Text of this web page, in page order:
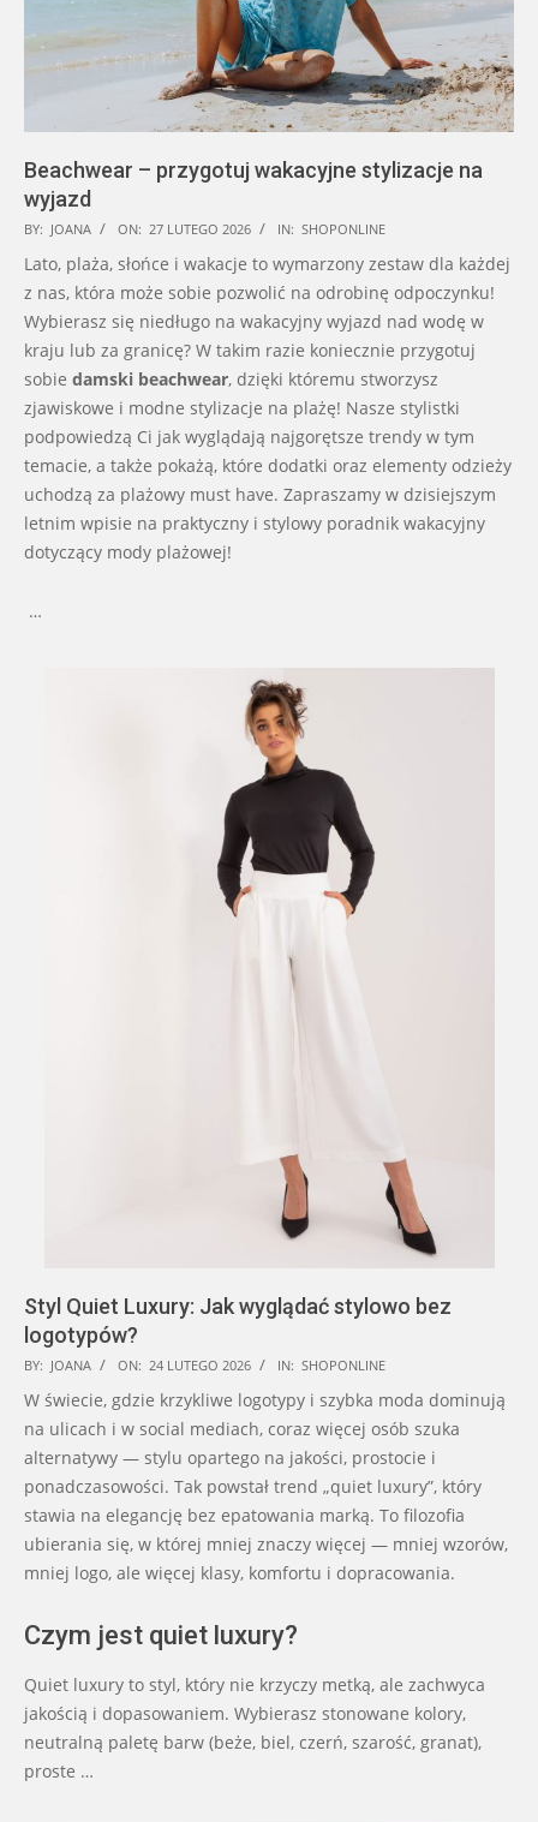
Beachwear – przygotuj wakacyjne stylizacje na
wyjazd
2026-
02-
27
BY: JOANA ON: 27 LUTEGO 2026 IN: SHOPONLINE
Lato, plaża, słońce i wakacje to wymarzony zestaw dla każdej
z nas, która może sobie pozwolić na odrobinę odpoczynku!
Wybierasz się niedługo na wakacyjny wyjazd nad wodę w
kraju lub za granicę? W takim razie koniecznie przygotuj
sobie damski beachwear, dzięki któremu stworzysz
zjawiskowe i modne stylizacje na plażę! Nasze stylistki
podpowiedzą Ci jak wyglądają najgorętsze trendy w tym
temacie, a także pokażą, które dodatki oraz elementy odzieży
uchodzą za plażowy must have. Zapraszamy w dzisiejszym
letnim wpisie na praktyczny i stylowy poradnik wakacyjny
dotyczący mody plażowej!
…
Styl Quiet Luxury: Jak wyglądać stylowo bez
logotypów?
2026-
02-
24
BY: JOANA ON: 24 LUTEGO 2026 IN: SHOPONLINE
W świecie, gdzie krzykliwe logotypy i szybka moda dominują
na ulicach i w social mediach, coraz więcej osób szuka
alternatywy — stylu opartego na jakości, prostocie i
ponadczasowości. Tak powstał trend „quiet luxury”, który
stawia na elegancję bez epatowania marką. To filozofia
ubierania się, w której mniej znaczy więcej — mniej wzorów,
mniej logo, ale więcej klasy, komfortu i dopracowania.
Czym jest quiet luxury?
Quiet luxury to styl, który nie krzyczy metką, ale zachwyca
jakością i dopasowaniem. Wybierasz stonowane kolory,
neutralną paletę barw (beże, biel, czerń, szarość, granat),
proste …